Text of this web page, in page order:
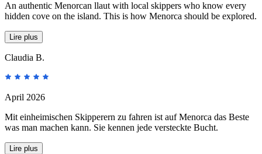
An authentic Menorcan llaut with local skippers who know every
hidden cove on the island. This is how Menorca should be explored.
Lire plus
Claudia B.
April 2026
Mit einheimischen Skipperern zu fahren ist auf Menorca das Beste
was man machen kann. Sie kennen jede versteckte Bucht.
Lire plus